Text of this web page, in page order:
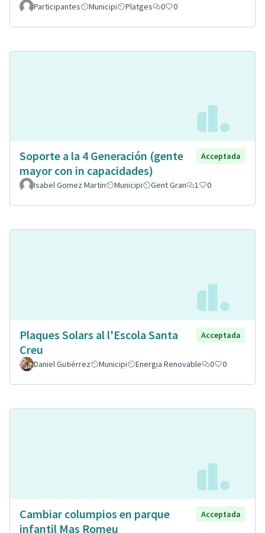
Participantes
Municipi Platges 0 0
Soporte a la 4 Generación (gente
mayor con in capacidades)
Acceptada
Isabel Gomez Martin Municipi Gent Gran 1 0
Plaques Solars al l'Escola Santa
Creu
Acceptada
Daniel Gutiérrez Municipi Energia Renovable 0 0
Cambiar columpios en parque
infantil Mas Romeu
Acceptada